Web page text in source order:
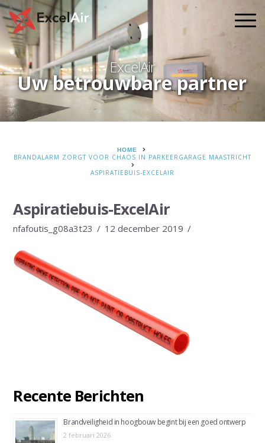
Uw betrouwbare partner
ExcelAir
HOME
BRANDALARM ZORGT VOOR CHAOS IN PARKEERGARAGE MAASTRICHT
ASPIRATIEBUIS-EXCELAIR
Aspiratiebuis-ExcelAir
nfafoutis_g08a3t23 12 december 2019
Recente Berichten
Brandveiligheid in hoogbouw begint bij een goed ontwerp
2 februari 2026